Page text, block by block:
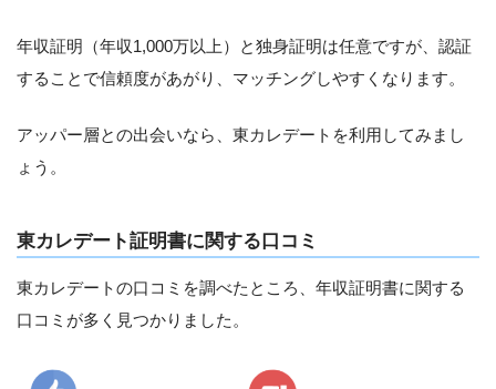
年収証明（年収1,000万以上）と独身証明は任意ですが、認証
することで信頼度があがり、マッチングしやすくなります。
アッパー層との出会いなら、東カレデートを利用してみまし
ょう。
東カレデート証明書に関する口コミ
東カレデートの口コミを調べたところ、年収証明書に関する
口コミが多く見つかりました。